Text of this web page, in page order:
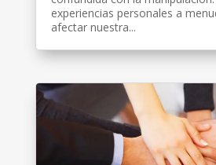
experiencias personales a
afectar nuestra...